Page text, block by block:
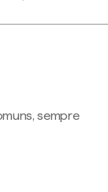
sempre